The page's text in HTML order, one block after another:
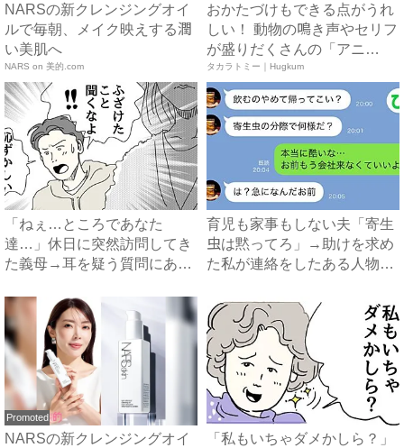
NARSの新クレンジングオイ
ルで毎朝、メイク映えする潤
い美肌へ
NARS on 美的.com
おかたづけもできる点がうれ
しい！ 動物の鳴き声やセリフ
が盛りだくさんの「アニ
ア ...
タカラトミー｜Hugkum
「ねぇ…ところであなた
達…」休日に突然訪問してき
た義母→耳を疑う質問にあ
育児も家事もしない夫「寄生
虫は黙ってろ」→助けを求め
た私が連絡をしたある人物と
Promoted
NARSの新クレンジングオイ
「私もいちゃダメかしら？」